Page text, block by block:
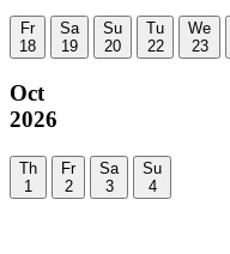
Fr
18
Sa
19
Su
20
Tu
22
We
23
Oct
2026
Th
1
Fr
2
Sa
3
Su
4